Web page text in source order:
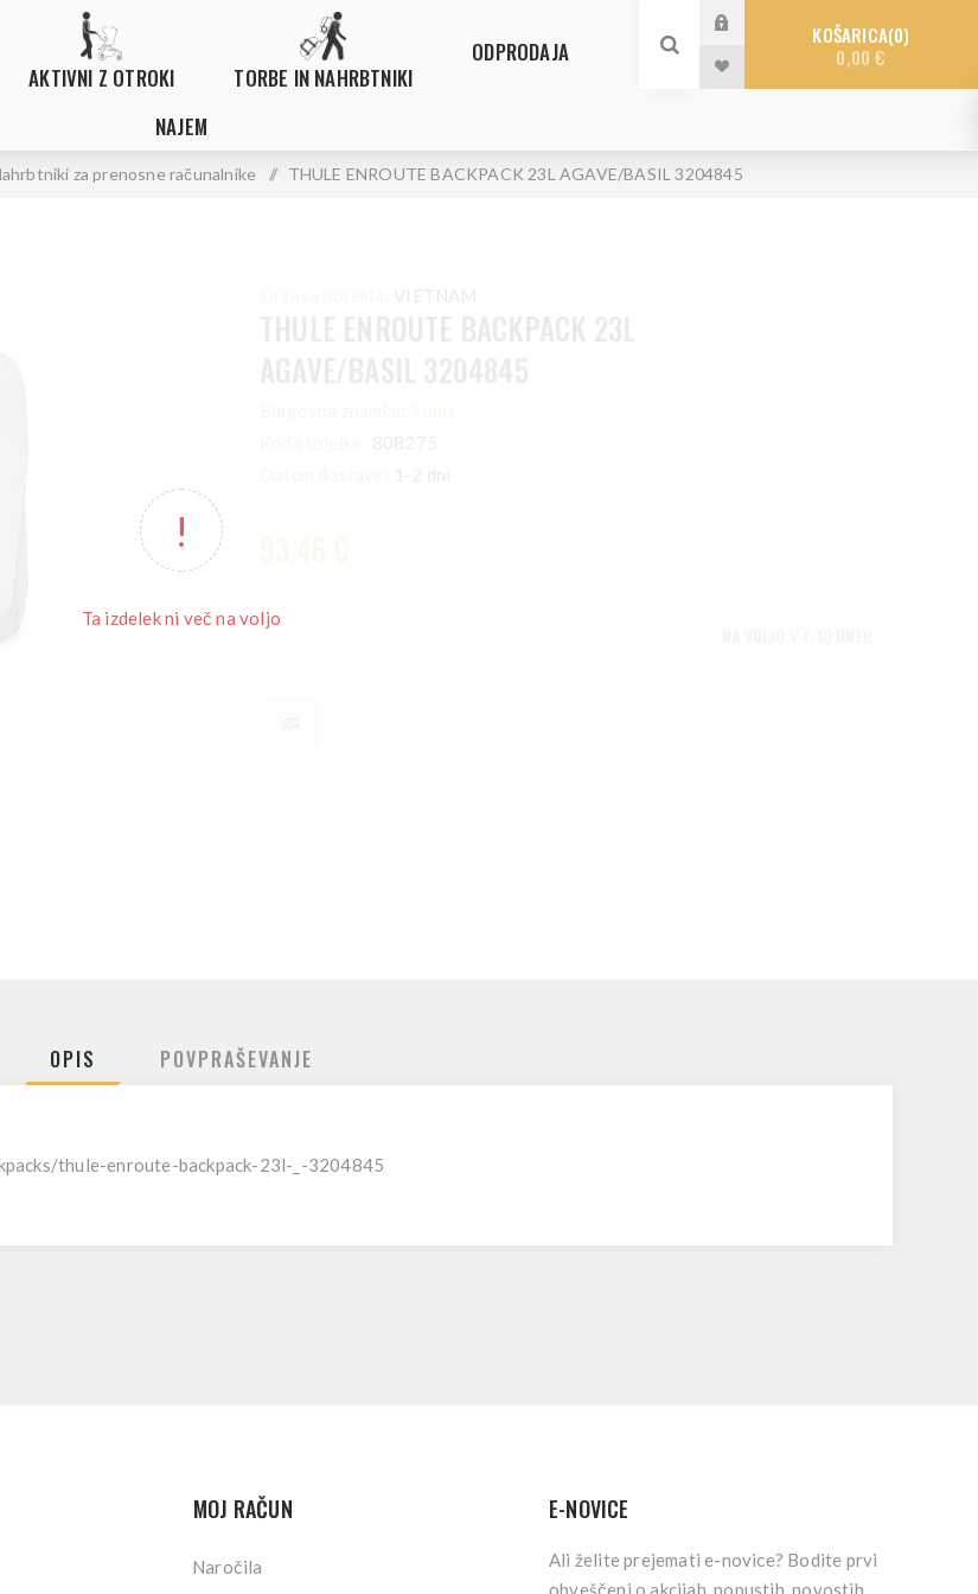
AKTIVNI Z OTROKI TORBE IN NAHRBTNIKI
ODPRODAJA
NAJEM
KOŠARICA 0
0,00 €
za prenosne računalnike / THULE ENROUTE BACKPACK 23L AGAVE/BASIL 3204845
Ta izdelek ni več na voljo
OPIS POVPRAŠEVANJE
thule-enroute-backpack-23l-_-3204845
MOJ RAČUN
Naročila
E-NOVICE
Ali želite prejemati e-novice? Bodite prvi
obveščeni o akcijah, popustih, novostih